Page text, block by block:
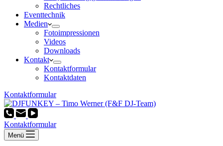
Rechtliches
Eventtechnik
Medien
Fotoimpressionen
Videos
Downloads
Kontakt
Kontaktformular
Kontaktdaten
Kontaktformular
Kontaktformular
Menü